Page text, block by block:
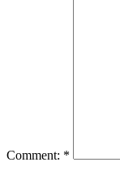
Comment: *